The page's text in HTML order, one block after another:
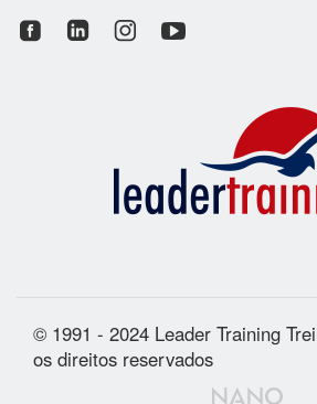
© 1991 - 2024 Leader Training
os direitos reservados